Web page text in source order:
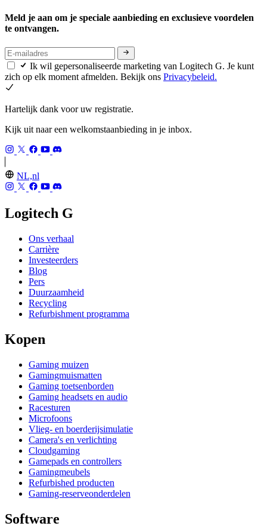
Meld je aan om je speciale aanbieding en exclusieve voordelen
te ontvangen.
Ik wil gepersonaliseerde marketing van Logitech G. Je kunt
zich op elk moment afmelden. Bekijk ons Privacybeleid.
Hartelijk dank voor uw registratie.
Kijk uit naar een welkomstaanbieding in je inbox.
NL,nl
Logitech G
Ons verhaal
Carrière
Investeerders
Blog
Pers
Duurzaamheid
Recycling
Refurbishment programma
Kopen
Gaming muizen
Gamingmuismatten
Gaming toetsenborden
Gaming headsets en audio
Racesturen
Microfoons
Vlieg- en boerderijsimulatie
Camera's en verlichting
Cloudgaming
Gamepads en controllers
Gamingmeubels
Refurbished producten
Gaming-reserveonderdelen
Software